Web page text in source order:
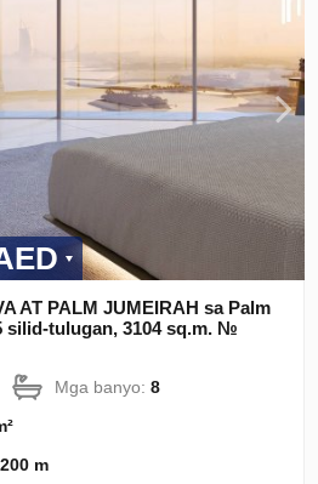
AT PALM JUMEIRAH sa Palm
silid-tulugan, 3104 sq.m. №
Mga banyo:8
200 m